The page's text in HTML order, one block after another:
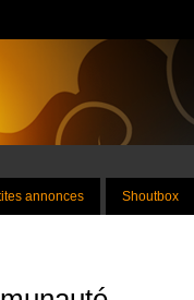
annonces Shoutbox